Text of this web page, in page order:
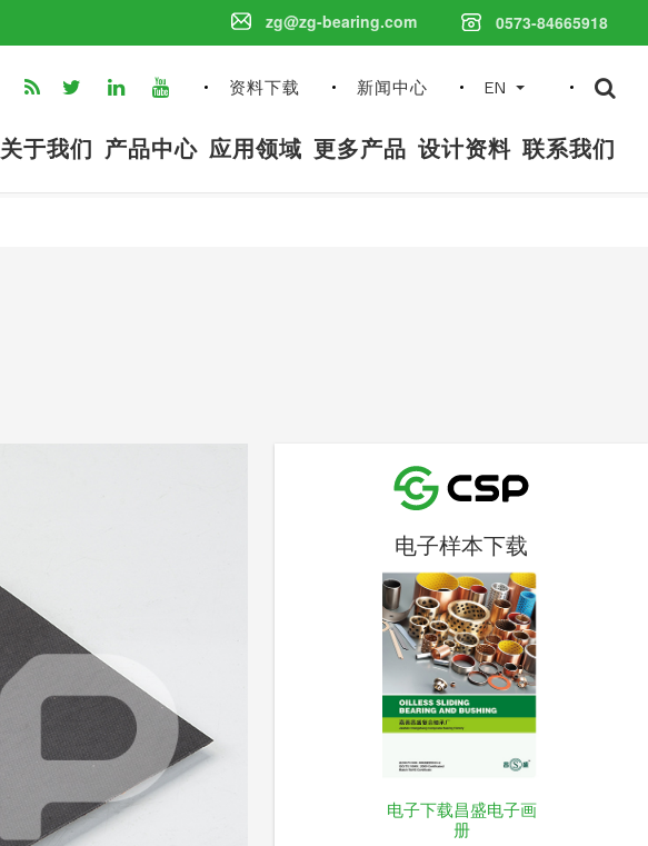
zg@zg-bearing.com 0573-84665918
资料下载 新闻中心 EN
关于我们 产品中心 应用领域 更多产品 设计资料 联系我们
电子样本下载
电子下载昌盛电子画
册